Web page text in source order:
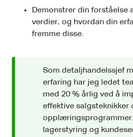
Demonstrer din forståelse
verdier, og hvordan din
fremme disse.
Som detaljhandelssjef
erfaring har jeg ledet
med 20 % årlig ved å
effektive salgsteknikker
lagerstyring og